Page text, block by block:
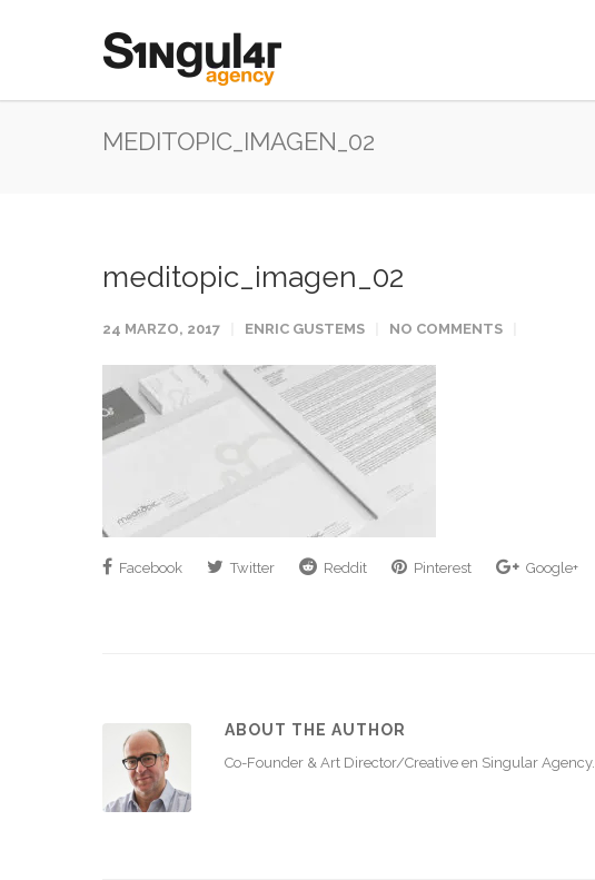
MEDITOPIC_IMAGEN_02
meditopic_imagen_02
24 MARZO, 2017 ENRIC GUSTEMS NO COMMENTS
Facebook Twitter Reddit Pinterest Google+
ABOUT THE AUTHOR
Co-Founder & Art Director/Creative en Singular Agency.